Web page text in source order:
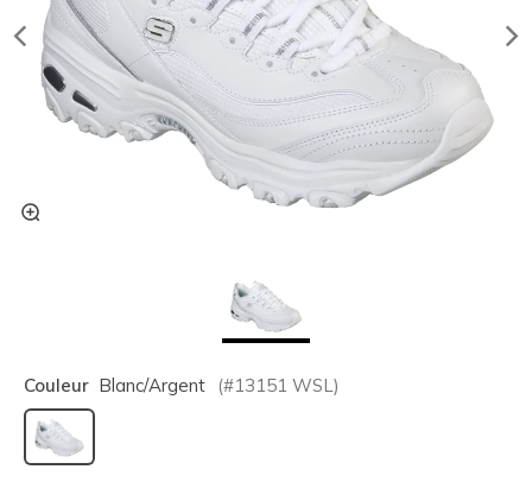
Couleur Blanc/argent (#13151 WSL)
sélectionné